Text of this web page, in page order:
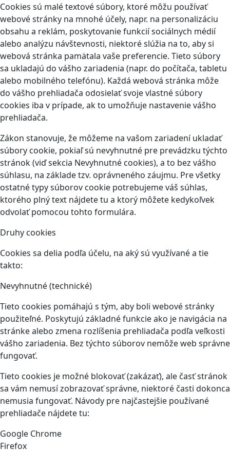
Cookies sú malé textové súbory, ktoré môžu používať
webové stránky na mnohé účely, napr. na personalizáciu
obsahu a reklám, poskytovanie funkcií sociálnych médií
alebo analýzu návštevnosti, niektoré slúžia na to, aby si
webová stránka pamätala vaše preferencie. Tieto súbory
sa ukladajú do vášho zariadenia (napr. do počítača, tabletu
alebo mobilného telefónu). Každá webová stránka môže
do vášho prehliadača odosielať svoje vlastné súbory
cookies iba v prípade, ak to umožňuje nastavenie vášho
prehliadača.
Zákon stanovuje, že môžeme na vašom zariadení ukladať
súbory cookie, pokiaľ sú nevyhnutné pre prevádzku týchto
stránok (viď sekcia Nevyhnutné cookies), a to bez vášho
súhlasu, na základe tzv. oprávneného záujmu. Pre všetky
ostatné typy súborov cookie potrebujeme váš súhlas,
ktorého plný text nájdete tu a ktorý môžete kedykoľvek
odvolať pomocou tohto formulára.
Druhy cookies
Cookies sa delia podľa účelu, na aký sú využívané a tie
takto:
Nevyhnutné (technické)
Tieto cookies pomáhajú s tým, aby boli webové stránky
použiteľné. Poskytujú základné funkcie ako je navigácia na
stránke alebo zmena rozlíšenia prehliadača podľa veľkosti
vášho zariadenia. Bez týchto súborov nemôže web správne
fungovať.
Tieto cookies je možné blokovať (zakázať), ale časť stránok
sa vám nemusí zobrazovať správne, niektoré časti dokonca
nemusia fungovať. Návody pre najčastejšie používané
prehliadače nájdete tu:
Google Chrome
Firefox